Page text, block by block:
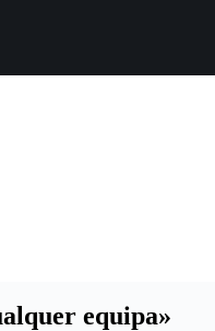
equipa»